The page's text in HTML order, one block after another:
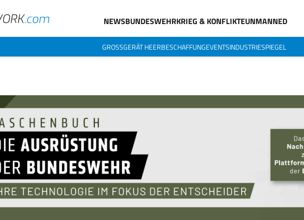
NEWSBUNDESWEHRKRIEG & KONFLIKTEUNMANNED
GROSSGERÄT HEERBESCHAFFUNGEVENTSINDUSTRIESPIEGEL